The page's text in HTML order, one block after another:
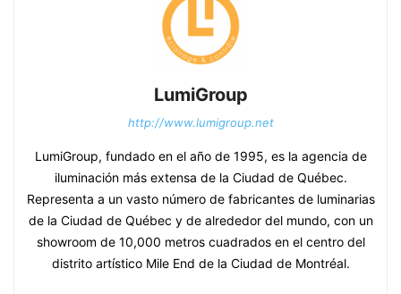
LumiGroup
http://www.lumigroup.net
LumiGroup, fundado en el año de 1995, es la agencia de
iluminación más extensa de la Ciudad de Québec.
Representa a un vasto número de fabricantes de luminarias
de la Ciudad de Québec y de alrededor del mundo, con un
showroom de 10,000 metros cuadrados en el centro del
distrito artístico Mile End de la Ciudad de Montréal.